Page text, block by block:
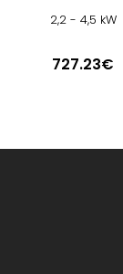
2,2 - 4,5 kW
727.23€